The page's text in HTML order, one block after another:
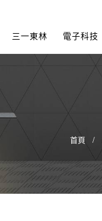
三一東林 電子科技
首頁